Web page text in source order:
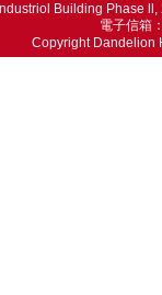
Building Phase
電子信箱
Copyright Dandelion